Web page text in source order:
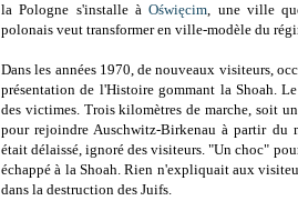
la Pologne s'installe àOświęcim, une ville
polonais veut transformer en ville-modèle du
Dans les années 1970, de nouveaux visiteurs,
présentation de l'Histoire gommant la Shoah.
des victimes. Trois kilomètres de marche, soit
pour rejoindre Auschwitz-Birkenau à partir du
était délaissé, ignoré des visiteurs. "Un choc"
échappé à la Shoah. Rien n'expliquait aux
dans la destruction des Juifs.